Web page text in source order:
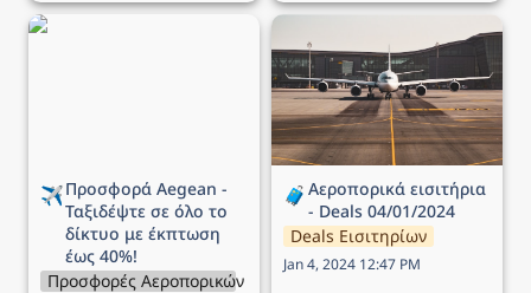
Προσφορά Aegean -
✈️
Ταξιδέψτε σε όλο το
δίκτυο με έκπτωση
έως 40%!
Προσφορές Αεροπορικών Εταιρειών
Αεροπορικά εισιτήρια -
Deals 04/01/2024
🧳 Αεροπορικά εισιτήρια
- Deals 04/01/2024
Deals Εισιτηρίων
Jan 4, 2024 12:47 PM